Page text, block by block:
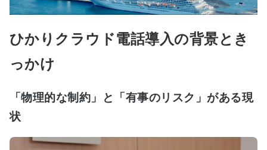
ひかりクラウド電話導入の背景とき
っかけ
「物理的な制約」と「有事のリスク」がある現
状